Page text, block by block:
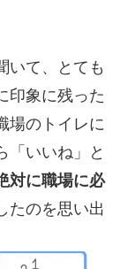
いて、とても
印象に残った
場のトイレに
「いいね」と
対に職場に必
たのを思い出